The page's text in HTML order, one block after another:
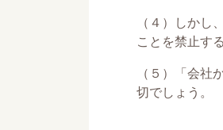
（４）しか
ことを禁止す
（５）「会
切でしょう。